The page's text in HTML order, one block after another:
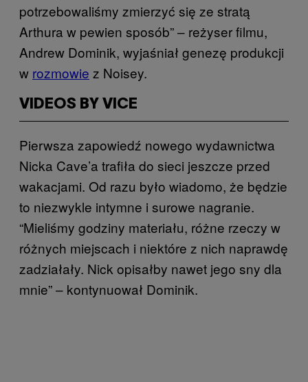
potrzebowaliśmy zmierzyć się ze stratą
Arthura w pewien sposób” – reżyser filmu,
Andrew Dominik​, wyjaśniał genezę produkcji
w rozmowie ​ z Noisey.
VIDEOS BY VICE
Pierwsza zapowiedź nowego wydawnictwa
Nicka Cave’a trafiła do sieci jeszcze przed
wakacjami. Od razu było wiadomo, że będzie
to niezwykle intymne i surowe nagranie.
“Mieliśmy godziny materiału, różne rzeczy w
różnych miejscach i niektóre z nich naprawdę
zadziałały. Nick opisałby nawet jego sny dla
mnie” – kontynuował Dominik.